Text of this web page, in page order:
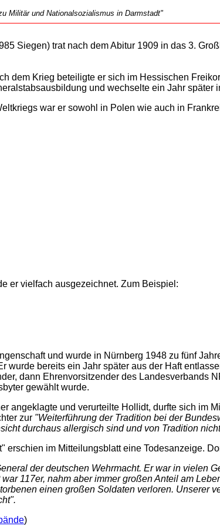
Militär und Nationalsozialismus in Darmstadt"
Siegen) trat nach dem Abitur 1909 in das 3.
dem Krieg beteiligte er sich im Hessischen
und wechselte ein Jahr später
war er sowohl in Polen wie auch in
er vielfach ausgezeichnet. Zum Beispiel:
und wurde in Nürnberg 1948 zu fünf
wurde bereits ein Jahr später aus der Haft
dann Ehrenvorsitzender des Landesverbands
gewählt wurde.
angeklagte und verurteilte Hollidt, durfte sich im
zur "Weiterführung der Tradition bei der
durchaus allergisch sind und von Tradition
erschien im Mitteilungsblatt eine Todesanzeige.
der deutschen Wehrmacht. Er war in vielen
117er, nahm aber immer großen Anteil am
einen großen Soldaten verloren. Unserer
)